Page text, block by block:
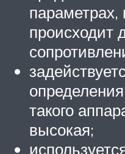
параметрах,
происходит
такого
высокая;